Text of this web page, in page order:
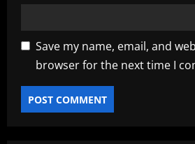
Save my name, email, and
browser for the next time I